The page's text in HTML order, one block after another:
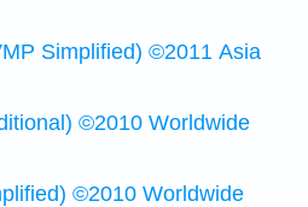
Simplified) ©2011 Asia
©2010 Worldwide
©2010 Worldwide